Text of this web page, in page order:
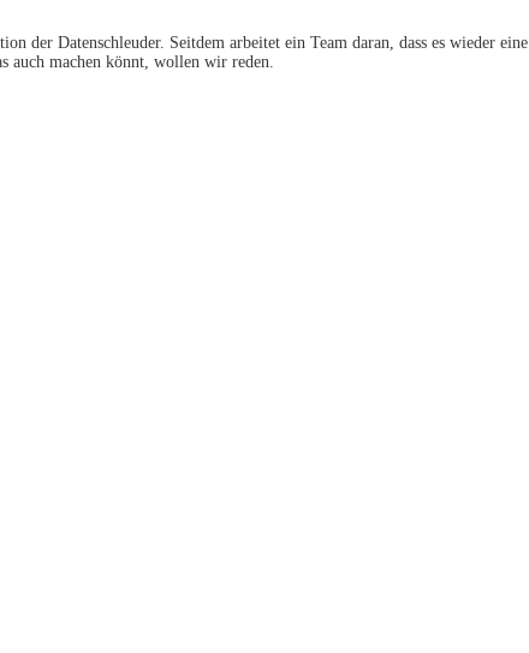
der Datenschleuder. Seitdem arbeitet ein Team daran, dass es wieder eine
auch machen könnt, wollen wir reden.